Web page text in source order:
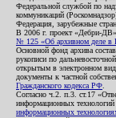
Федеральной службой по
коммуникаций
Федерация, зарубежные
В 2006 г. проект «Дебри-ДВ»
№ 125 «Об архивном деле в
Основной фонд архива
рукописи по
открытым в электронном
документы к частной
Гражданского кодекса РФ
Согласно ч.2. п.3. ст.17
информационных
информационных